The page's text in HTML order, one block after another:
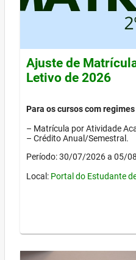
Ajuste de
Letivo de 2026
Para os cursos com
– Matrícula por Atividade
– Crédito Anual/Semestral.
Período: 30/07/2026 a 05/
Local: Portal do Estudante